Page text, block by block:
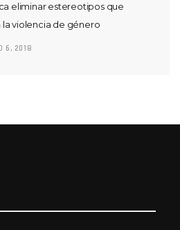
eliminar estereotipos que
la violencia de género
6, 2018